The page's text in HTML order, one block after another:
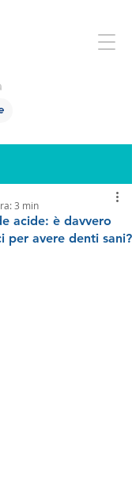
acide: è davvero
per avere denti sani?
3 min